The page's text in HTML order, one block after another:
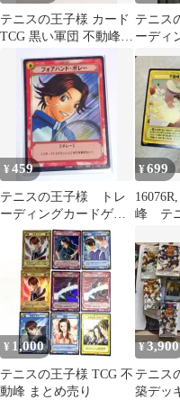
テニスの王子様 カード
TCG 黒い軍団 不動峰
未開封 BOX + 2xパック
テニス
ーディ
ム「黒
編 14
¥459
テニスの王子様 トレ
ーディングカードゲー
ム ブースター第2弾
「黒い軍団不動峰」
¥699
峰 テ
¥ 1,000
テニスの王子様 TCG 不
動峰 まとめ売り
¥3,900
テニス
築デッ